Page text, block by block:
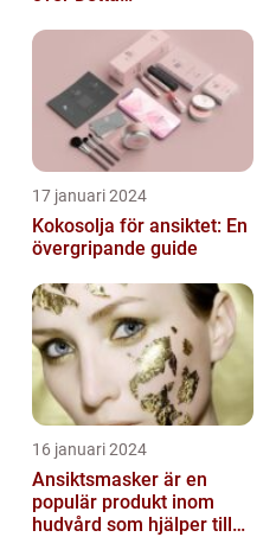
17 januari 2024
Kokosolja för ansiktet: En
övergripande guide
16 januari 2024
Ansiktsmasker är en
populär produkt inom
hudvård som hjälper till